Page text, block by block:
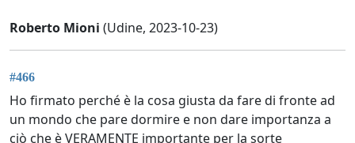
Roberto Mioni (Udine, 2023-10-23)
#466
Ho firmato perché è la cosa giusta da fare di fronte ad
un mondo che pare dormire e non dare importanza a
ciò che è VERAMENTE importante per la sorte